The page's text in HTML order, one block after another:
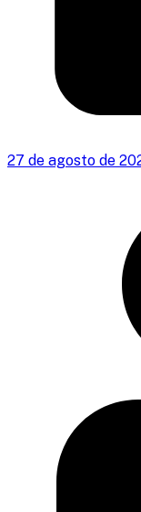
27 de agosto de